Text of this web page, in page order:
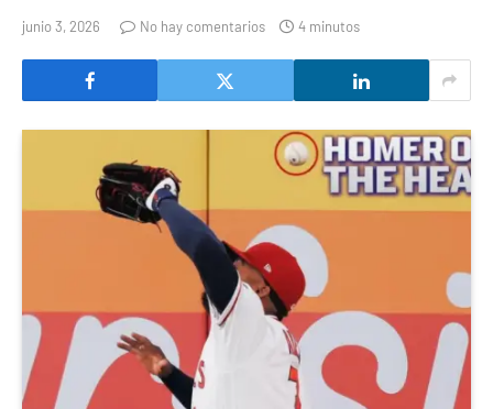
junio 3, 2026 No hay comentarios 4 minutos